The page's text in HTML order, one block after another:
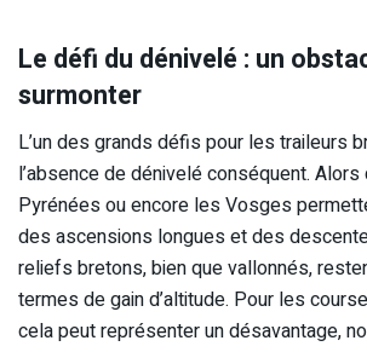
Le défi du dénivelé : un
surmonter
L’un des grands défis pour les traileurs
l’absence de dénivelé conséquent.
Pyrénées ou encore les Vosges
des ascensions longues et des
reliefs bretons, bien que vallonnés,
termes de gain d’altitude. Pour les
cela peut représenter un désavantage,